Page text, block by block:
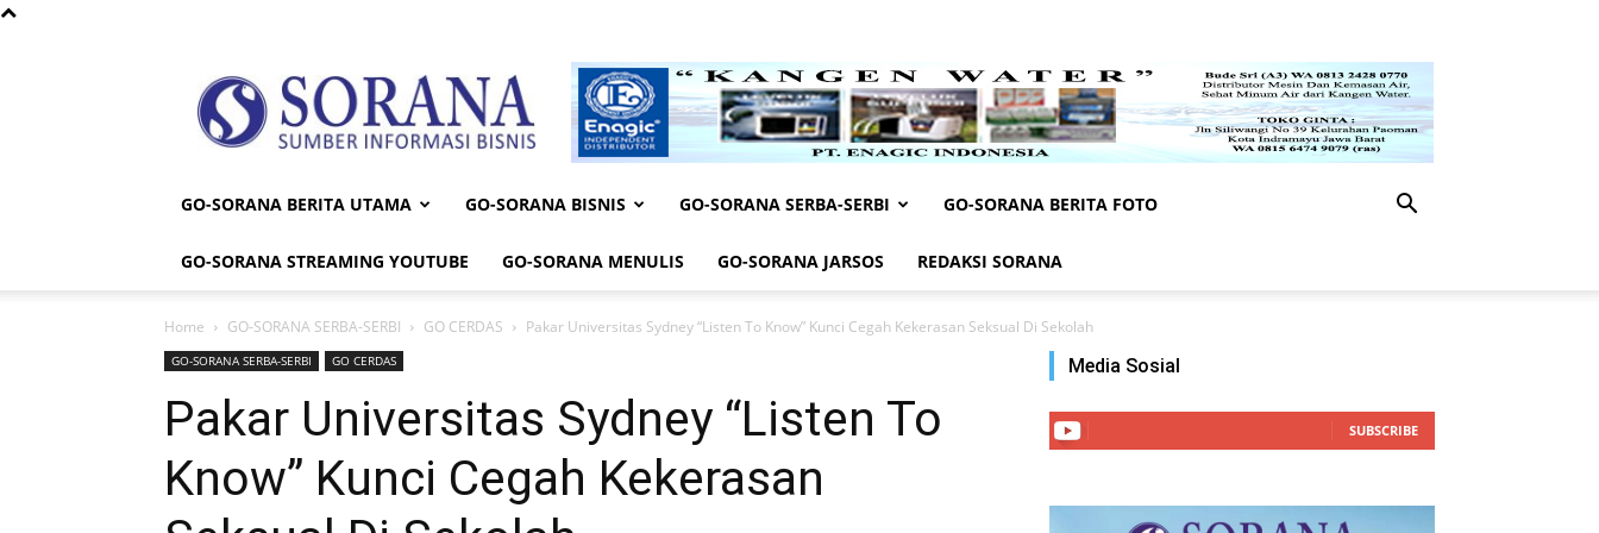
Sorana
GO-SORANA BERITA UTAMA GO-SORANA BISNIS GO-SORANA SERBA-SERBI GO-SORANA BERITA FOTO
GO-SORANA STREAMING YOUTUBE GO-SORANA MENULIS GO-SORANA JARSOS REDAKSI SORANA
Home GO-SORANA SERBA-SERBI GO CERDAS Pakar Universitas Sydney “Listen To Know” Kunci Cegah Kekerasan Seksual Di Sekolah
GO-SORANA SERBA-SERBI GO CERDAS
Pakar Universitas Sydney “Listen To
Know” Kunci Cegah Kekerasan
Media Sosial
SUBSCRIBE